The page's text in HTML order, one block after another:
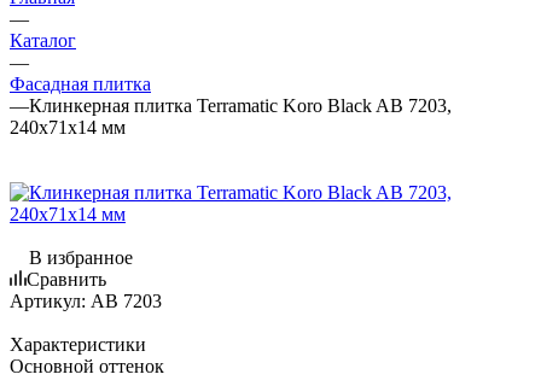
—
Каталог
—
Фасадная плитка
—Клинкерная плитка Terramatic Koro Black AB 7203,
240х71х14 мм
В избранное
Сравнить
Артикул: AB 7203
Характеристики
Основной оттенок